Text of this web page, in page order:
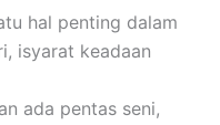
hal penting dalam
isyarat keadaan
ada pentas seni,